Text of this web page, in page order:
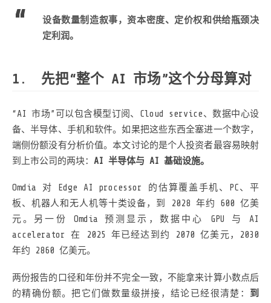
设备数量制造叙事，资本密度、定价权和供给瓶颈决
定利润。
先把“整个 AI 市场”这个分母算对
“AI 市场”可以包含模型订阅、Cloud service、数据中心设
备、半导体、手机和软件。如果把这些东西全塞进一个数字，
端侧份额没有分析价值。本文讨论的是个人投资者最容易映射
到上市公司的两块： AI 半导体与 AI 基础设施。
Omdia 对 Edge AI processor 的估算覆盖手机、PC、平
板、机器人和无人机等十类设备，到 2028 年约 600 亿美
元。另一份 Omdia 预测显示，数据中心 GPU 与 AI
accelerator 在 2025 年已经达到约 2070 亿美元，2030
年约 2860 亿美元。
两份报告的口径和年份并不完全一致，不能拿来计算小数点后
的精确份额。把它们做数量级拼接，结论已经很清楚： 到